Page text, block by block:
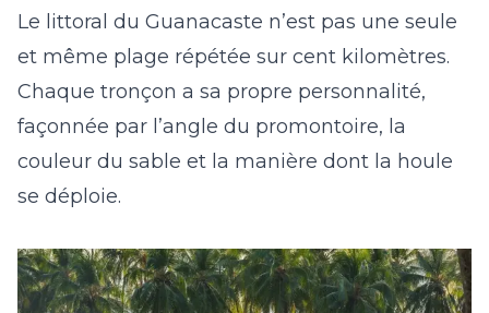
Le littoral du Guanacaste n’est pas une seule
et même plage répétée sur cent kilomètres.
Chaque tronçon a sa propre personnalité,
façonnée par l’angle du promontoire, la
couleur du sable et la manière dont la houle
se déploie.